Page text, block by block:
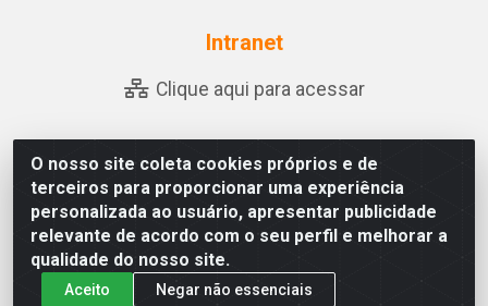
O nosso site coleta cookies próprios e de
terceiros para proporcionar uma experiência
personalizada ao usuário, apresentar publicidade
relevante de acordo com o seu perfil e melhorar a
qualidade do nosso site.
Aceito Negar não essenciais
Intranet
Clique aqui para acessar
Abreu & Silva - Rua Padre Jose de Souza Leite, 265 - Ariado,
Olho D'Água das Flores/AL - CEP 57.442-000 - CNPJ
04.790.656/0001-06